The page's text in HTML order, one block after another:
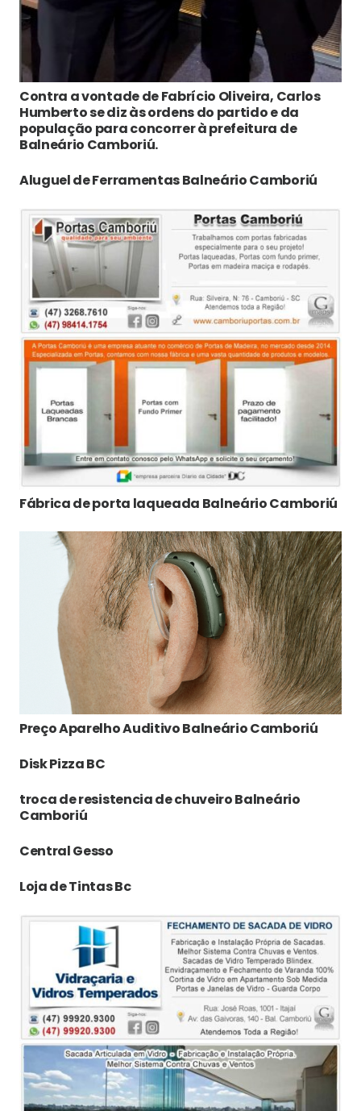
Contra a vontade de Fabrício Oliveira, Carlos
Humberto se diz às ordens do partido e da
população para concorrer à prefeitura de
Balneário Camboriú.
Aluguel de Ferramentas Balneário Camboriú
Fábrica de porta laqueada Balneário Camboriú
Preço Aparelho Auditivo Balneário Camboriú
Disk Pizza BC
troca de resistencia de chuveiro Balneário
Camboriú
Central Gesso
Loja de Tintas Bc